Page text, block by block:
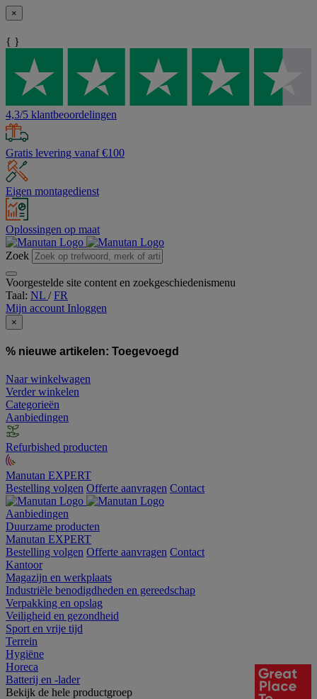
×
{ }
4,3/5 klantbeoordelingen
Gratis levering vanaf €100
Eigen montagedienst
Oplossingen op maat
Zoek
Voorgestelde site content en zoekgeschiedenismenu
Taal: NL /FR
Mijn account Inloggen
×
% nieuwe artikelen: Toegevoegd
Naar winkelwagen
Verder winkelen
Categorieën
Aanbiedingen
Refurbished producten
Manutan EXPERT
Bestelling volgen Offerte aanvragen Contact
Aanbiedingen
Duurzame producten
Manutan EXPERT
Bestelling volgen Offerte aanvragen Contact
Kantoor
Magazijn en werkplaats
Industriële benodigdheden en gereedschap
Verpakking en opslag
Veiligheid en gezondheid
Sport en vrije tijd
Terrein
Hygiëne
Horeca
Batterij en -lader
Bekijk de hele productgroep